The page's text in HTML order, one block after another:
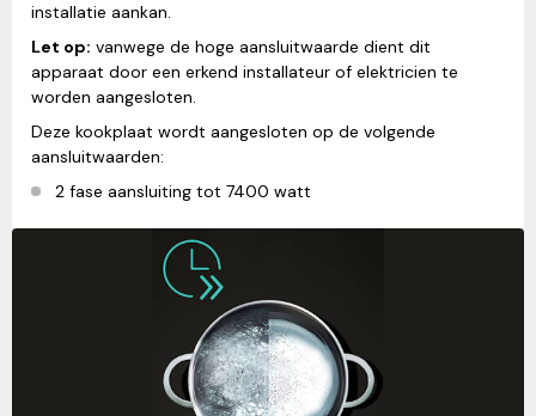
installatie aankan.
Let op: vanwege de hoge aansluitwaarde dient dit
apparaat door een erkend installateur of elektricien te
worden aangesloten.
Deze kookplaat wordt aangesloten op de volgende
aansluitwaarden:
2 fase aansluiting tot 7400 watt